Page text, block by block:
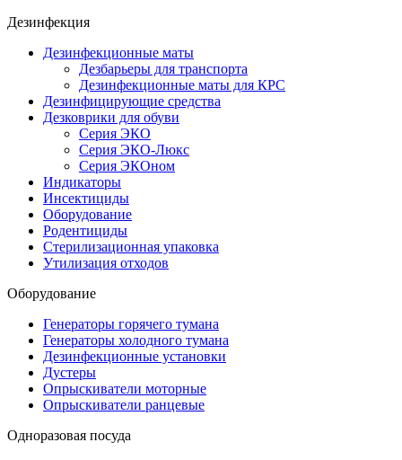
Дезинфекция
Дезинфекционные маты
Дезбарьеры для транспорта
Дезинфекционные маты для КРС
Дезинфицирующие средства
Дезковрики для обуви
Серия ЭКО
Серия ЭКО-Люкс
Серия ЭКОном
Индикаторы
Инсектициды
Оборудование
Родентициды
Стерилизационная упаковка
Утилизация отходов
Оборудование
Генераторы горячего тумана
Генераторы холодного тумана
Дезинфекционные установки
Дустеры
Опрыскиватели моторные
Опрыскиватели ранцевые
Одноразовая посуда